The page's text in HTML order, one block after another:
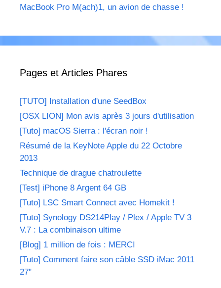
MacBook Pro M(ach)1, un avion de chasse !
Pages et Articles Phares
[TUTO] Installation d'une SeedBox
[OSX LION] Mon avis après 3 jours d'utilisation
[Tuto] macOS Sierra : l'écran noir !
Résumé de la KeyNote Apple du 22 Octobre
2013
Technique de drague chatroulette
[Test] iPhone 8 Argent 64 GB
[Tuto] LSC Smart Connect avec Homekit !
[Tuto] Synology DS214Play / Plex / Apple TV 3
V.7 : La combinaison ultime
[Blog] 1 million de fois : MERCI
[Tuto] Comment faire son câble SSD iMac 2011
27"